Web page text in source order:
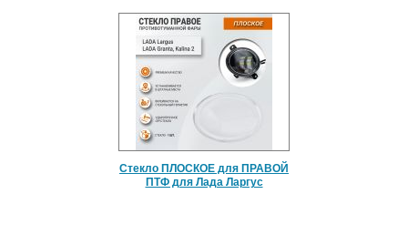
Стекло ПЛОСКОЕ для ПРАВОЙ
ПТФ для Лада Ларгус